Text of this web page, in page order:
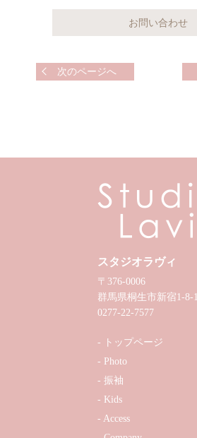
次のページへ
スタジオラヴィ
〒376-0006
群馬県桐生市新宿1-8-1
0277-22-7577
トップページ
Photo
振袖
Kids
Access